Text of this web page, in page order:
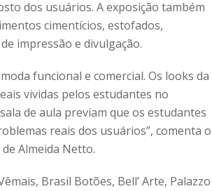
dos usuários. A exposição também
cimentícios, estofados,
impressão e divulgação.
funcional e comercial. Os looks da
vividas pelos estudantes no
de aula previam que os estudantes
reais dos usuários”, comenta o
Almeida Netto.
Brasil Botões, Bell’ Arte, Palazzo